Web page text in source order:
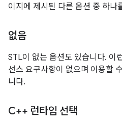
이지에 제시된 다른 옵션 중 하나
없음
STL이 없는 옵션도 있습니다. 이
선스 요구사항이 없으며 이용할
니다.
C++ 런타임 선택